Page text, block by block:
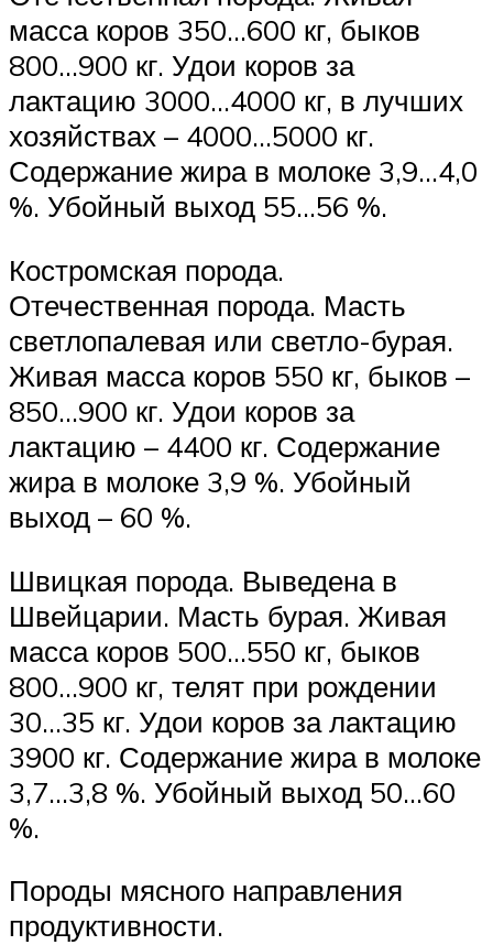
масса коров 350…600 кг, быков
800…900 кг. Удои коров за
лактацию 3000…4000 кг, в лучших
хозяйствах – 4000…5000 кг.
Содержание жира в молоке 3,9…4,0
%. Убойный выход 55…56 %.
Костромская порода.
Отечественная порода. Масть
светлопалевая или светло-бурая.
Живая масса коров 550 кг, быков –
850…900 кг. Удои коров за
лактацию – 4400 кг. Содержание
жира в молоке 3,9 %. Убойный
выход – 60 %.
Швицкая порода. Выведена в
Швейцарии. Масть бурая. Живая
масса коров 500…550 кг, быков
800…900 кг, телят при рождении
30…35 кг. Удои коров за лактацию
3900 кг. Содержание жира в молоке
3,7…3,8 %. Убойный выход 50…60
%.
Породы мясного направления
продуктивности.